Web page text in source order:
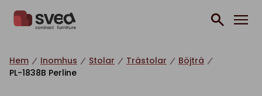
Hem Inomhus Stolar Trästolar
Böjträ
PL-1838B Perline